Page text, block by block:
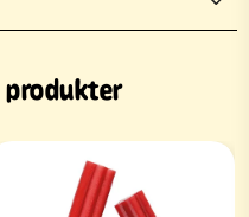
produkter